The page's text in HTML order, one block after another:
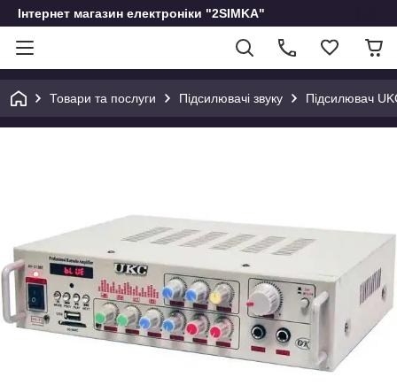
Інтернет магазин електроніки "2SIMKA"
Товари та послуги Підсилювачі звуку Підсилювач